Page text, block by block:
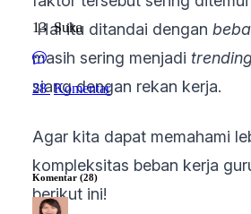
Hal itu ditandai dengan
masih sering menjadi
siang dengan rekan kerja.
Agar kita dapat memahami
kompleksitas beban kerja
berikut ini!
13 Suka
28 Komentar
Komentar (28)